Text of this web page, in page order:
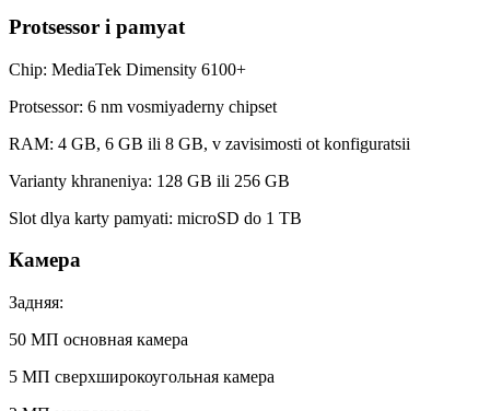
Protsessor i pamyat
Chip: MediaTek Dimensity 6100+
Protsessor: 6 nm vosmiyaderny chipset
RAM: 4 GB, 6 GB ili 8 GB, v zavisimosti ot konfiguratsii
Varianty khraneniya: 128 GB ili 256 GB
Slot dlya karty pamyati: microSD do 1 TB
Камера
Задняя:
50 МП основная камера
5 МП сверхширокоугольная камера